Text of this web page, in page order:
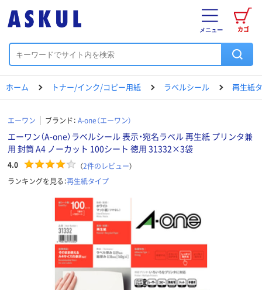
カゴ
メニュー
ホーム トナー/インク/コピー用紙 ラベルシール 再生紙
エーワン ブランド： A-one（エーワン）
エーワン（A-one）ラベルシール 表示・宛名ラベル 再生紙 プリンタ兼
用 封筒 A4 ノーカット 100シート 徳用 31332×3袋
4.0 （2件のレビュー）
ランキングを見る：再生紙タイプ